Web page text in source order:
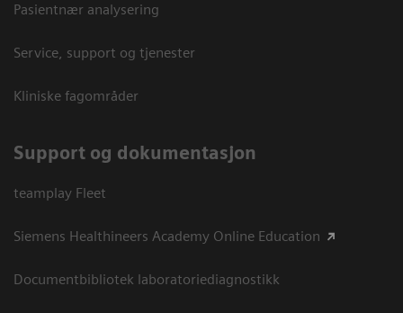
Pasientnær analysering
Service, support og tjenester
Kliniske fagområder
Support og dokumentasjon
teamplay Fleet
Siemens Healthineers Academy Online Education
Documentbibliotek laboratoriediagnostikk